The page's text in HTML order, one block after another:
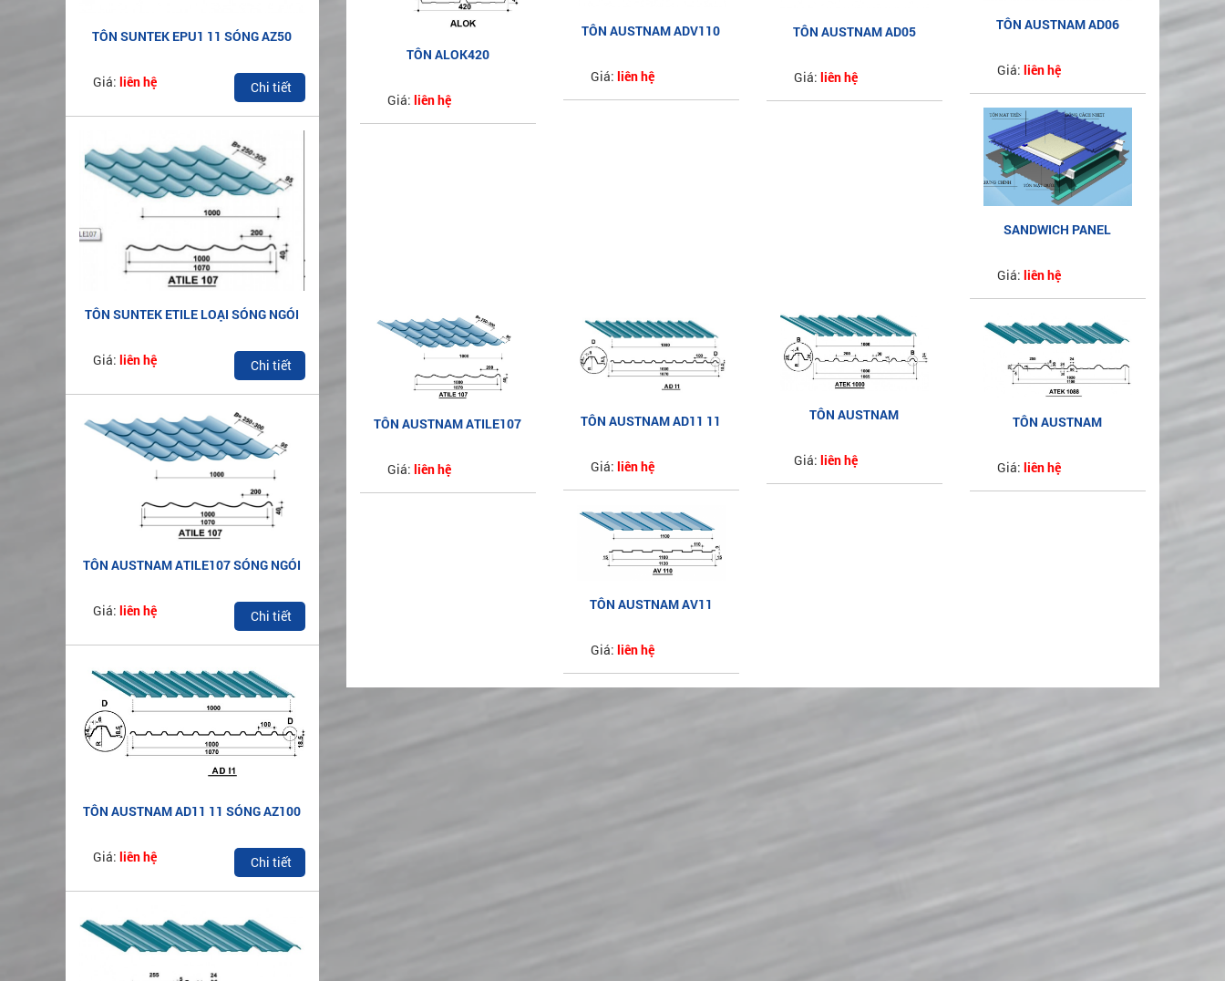
TÔN SUNTEK EPU1 11 SÓNG AZ50
Giá: liên hệ Chi tiết
TÔN SUNTEK ETILE LOẠI SÓNG NGÓI
Giá: liên hệ Chi tiết
TÔN AUSTNAM ATILE107 SÓNG NGÓI
Giá: liên hệ Chi tiết
TÔN AUSTNAM AD11 11 SÓNG AZ100
Giá: liên hệ Chi tiết
TÔN ALOK420
Giá: liên hệ
TÔN AUSTNAM ADV110
Giá: liên hệ
TÔN AUSTNAM AD05
Giá: liên hệ
TÔN AUSTNAM AD06
Giá: liên hệ
SANDWICH PANEL
Giá: liên hệ
TÔN AUSTNAM ATILE107
Giá: liên hệ
TÔN AUSTNAM AD11 11
Giá: liên hệ
TÔN AUSTNAM
AZ150
Giá: liên hệ
TÔN AUSTNAM
AZ150
Giá: liên hệ
TÔN AUSTNAM AV11
Giá: liên hệ